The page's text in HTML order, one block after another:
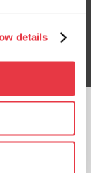
details
Підписатися